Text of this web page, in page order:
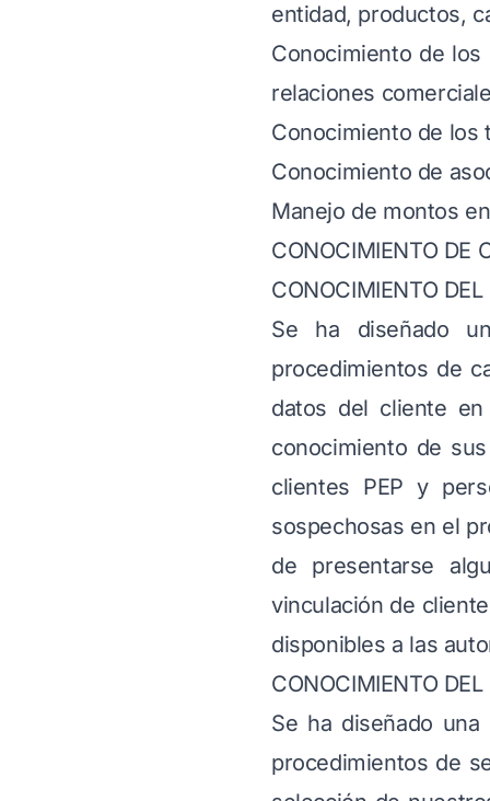
entidad, productos,
Conocimiento de
relaciones
Conocimiento de los
Conocimiento de
Manejo de montos
CONOCIMIENTO DE
CONOCIMIENTO DEL
Se ha diseñado
procedimientos de
datos del cliente
conocimiento de
clientes PEP y
sospechosas en el
de presentarse
vinculación de
disponibles a las
CONOCIMIENTO DEL
Se ha diseñado
procedimientos de